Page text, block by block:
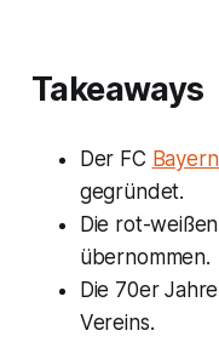
Takeaways
Der FC
gegründet.
Die rot-
übernommen.
Die 70er
Vereins.